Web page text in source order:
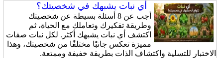
أي نبات يشبهك في شخصيتك؟
أجب عن 8 أسئلة بسيطة عن شخصيتك
وطريقة تفكيرك وتعاملك مع الحياة، ثم
اكتشف أي نبات يشبهك أكثر. لكل نبات صفات
مميزة تعكس جانبًا مختلفًا من شخصيتك، وهذا
الاختبار للتسلية واكتشاف الذات بطريقة خفيفة وممتعة.